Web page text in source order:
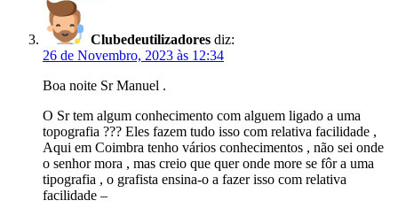
Clubedeutilizadores diz:
26 de Novembro, 2023 às 12:34
Boa noite Sr Manuel .
O Sr tem algum conhecimento com alguem ligado a uma
topografia ??? Eles fazem tudo isso com relativa facilidade ,
Aqui em Coimbra tenho vários conhecimentos , não sei onde
o senhor mora , mas creio que quer onde more se fôr a uma
tipografia , o grafista ensina-o a fazer isso com relativa
facilidade –